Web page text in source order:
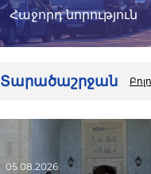
Հաջորդ նորություն
Տարածաշրջան
05.08.2026